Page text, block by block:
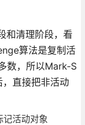
和清理阶段，看
算法是复制活
数，所以Mark-S
直接把非活动
记活动对象